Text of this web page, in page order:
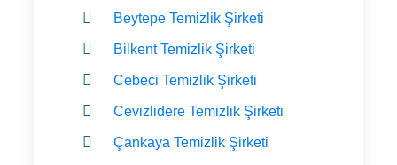
Beytepe Temizlik Şirketi
Bilkent Temizlik Şirketi
Cebeci Temizlik Şirketi
Cevizlidere Temizlik Şirketi
Çankaya Temizlik Şirketi